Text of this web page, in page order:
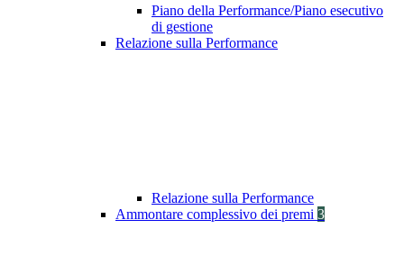
Piano della Performance/Piano esecutivo
di gestione
Relazione sulla Performance
Relazione sulla Performance
Ammontare complessivo dei premi 3